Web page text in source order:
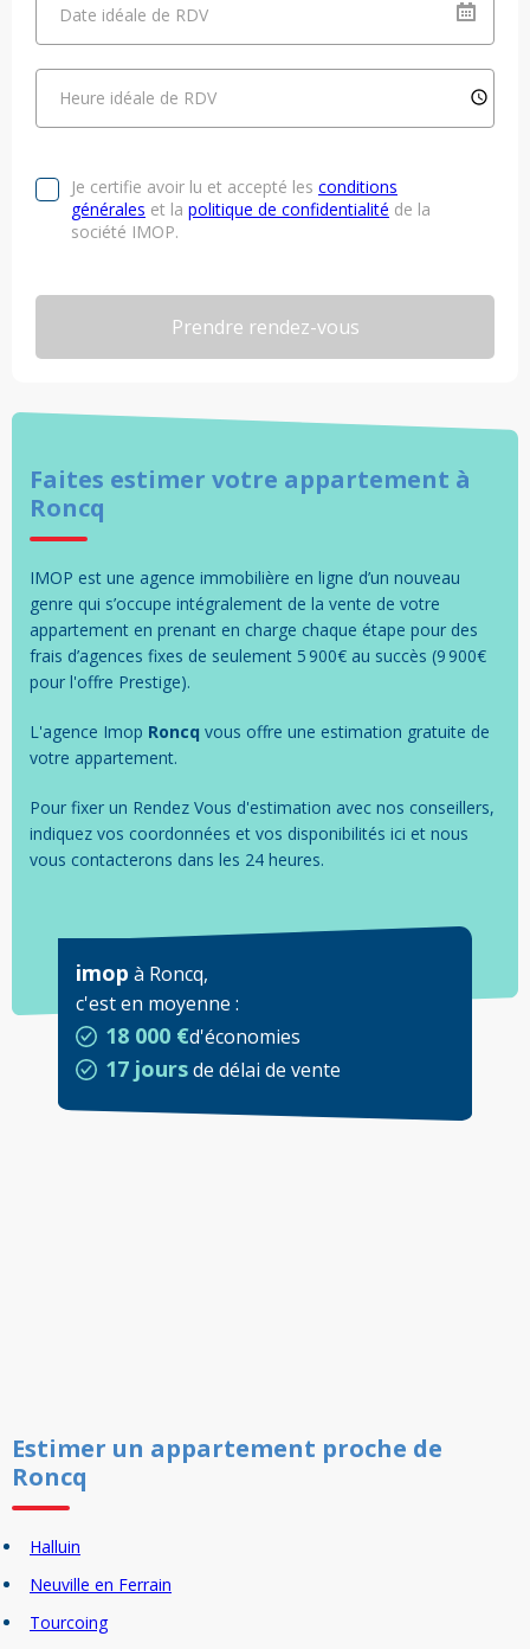
Faites estimer votre appartement à
Roncq
IMOP est une agence immobilière en ligne d’un nouveau
genre qui s’occupe intégralement de la vente de votre
appartement en prenant en charge chaque étape pour des
frais d’agences fixes de seulement 5 900€ au succès (9 900€
pour l'offre Prestige).
L'agence Imop Roncq vous offre une estimation gratuite de
votre appartement.
Pour fixer un Rendez Vous d'estimation avec nos conseillers,
indiquez vos coordonnées et vos disponibilités ici et nous
vous contacterons dans les 24 heures.
imop à Roncq,
c'est en moyenne :
18 000 €d'économies
17 joursde délai de vente
Date idéale de RDV
Heure idéale de RDV
Je certifie avoir lu et accepté les conditions
générales et la politique de confidentialité de la
société IMOP.
Estimer un appartement proche de
Roncq
Halluin
Neuville en Ferrain
Tourcoing